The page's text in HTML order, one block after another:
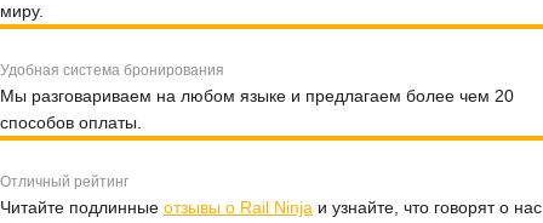
миру.
Удобная система бронирования
Мы разговариваем на любом языке и предлагаем более чем 20
способов оплаты.
Отличный рейтинг
Читайте подлинные отзывы о Rail Ninja и узнайте, что говорят о нас